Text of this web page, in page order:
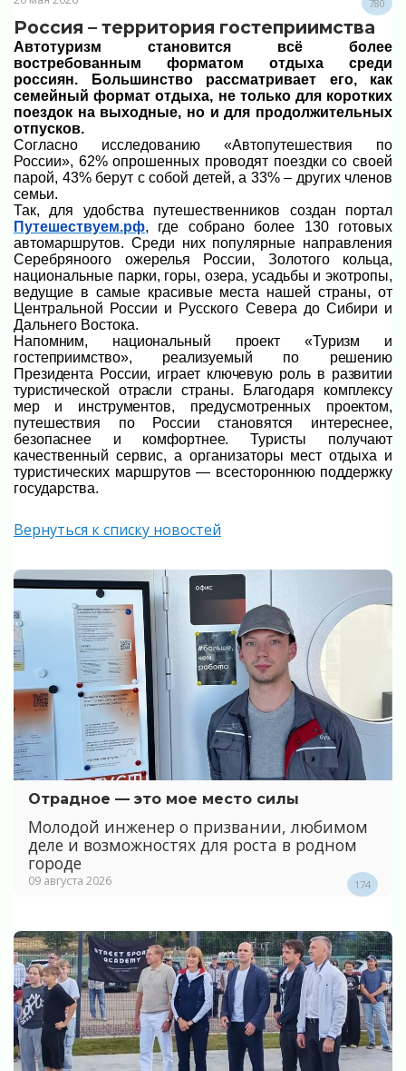
780
Россия – территория гостеприимства
Автотуризм становится всё более
востребованным форматом отдыха среди
россиян. Большинство рассматривает его, как
семейный формат отдыха, не только для коротких
поездок на выходные, но и для продолжительных
отпусков.
Согласно исследованию «Автопутешествия по
России», 62% опрошенных проводят поездки со своей
парой, 43% берут с собой детей, а 33% – других членов
семьи.
Так, для удобства путешественников создан портал
Путешествуем.рф, где
собрано более 130 готовых
автомаршрутов. Среди них популярные направления
Серебряноого ожерелья России, Золотого кольца,
национальные парки, горы, озера, усадьбы и экотропы,
ведущие в самые красивые места нашей страны, от
Центральной России и Русского Севера до Сибири и
Дальнего Востока.
Напомним, национальный проект «Туризм и
гостеприимство», реализуемый по решению
Президента России, играет ключевую роль в развитии
туристической отрасли страны. Благодаря комплексу
мер и инструментов, предусмотренных проектом,
путешествия по России становятся интереснее,
безопаснее и комфортнее.Туристы получают
качественный сервис, а организаторы мест отдыха и
туристических маршрутов — всестороннюю поддержку
государства.
Вернуться к списку новостей
Отрадное — это мое место силы
Молодой инженер о призвании, любимом
деле и возможностях для роста в родном
городе
09 августа 2026 174